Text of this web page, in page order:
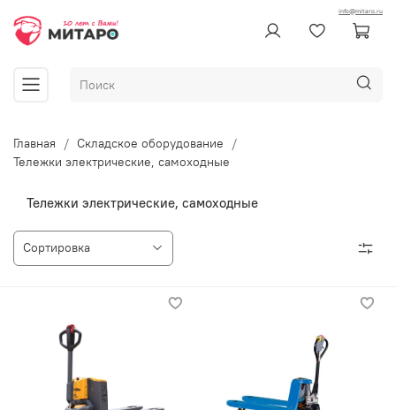
info@mitaro.ru
Главная
Складское оборудование
Тележки электрические, самоходные
Тележки электрические, самоходные